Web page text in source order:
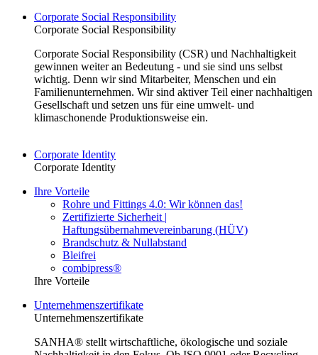
Corporate Social Responsibility
Corporate Social Responsibility
Corporate Social Responsibility (CSR) und Nachhaltigkeit
gewinnen weiter an Bedeutung - und sie sind uns selbst
wichtig. Denn wir sind Mitarbeiter, Menschen und ein
Familienunternehmen. Wir sind aktiver Teil einer nachhaltigen
Gesellschaft und setzen uns für eine umwelt- und
klimaschonende Produktionsweise ein.
Corporate Identity
Corporate Identity
Ihre Vorteile
Rohre und Fittings 4.0: Wir können das!
Zertifizierte Sicherheit |
Haftungsübernahmevereinbarung (HÜV)
Brandschutz & Nullabstand
Bleifrei
combipress®
Ihre Vorteile
Unternehmenszertifikate
Unternehmenszertifikate
SANHA® stellt wirtschaftliche, ökologische und soziale